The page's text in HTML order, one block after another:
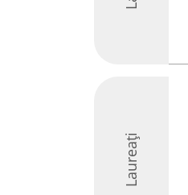
Laureați